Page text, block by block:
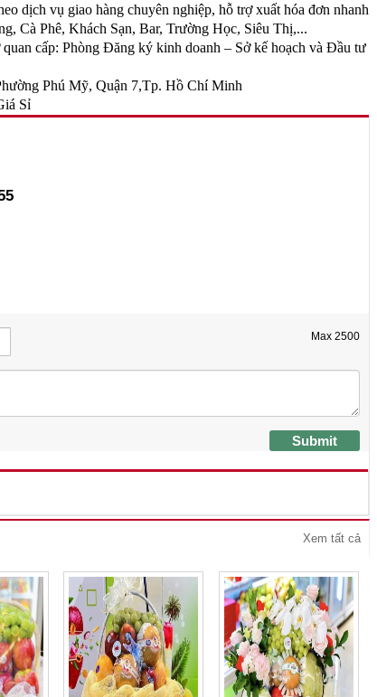
dịch vụ giao hàng chuyên nghiệp, hỗ trợ xuất hóa đơn nhanh
Cà Phê, Khách Sạn, Bar, Trường Học, Siêu Thị,...
cấp: Phòng Đăng ký kinh doanh – Sở kế hoạch và Đầu tư
Phú Mỹ, Quận 7,Tp. Hồ Chí Minh
Sỉ
Max 2500
Submit
Xem tất cả